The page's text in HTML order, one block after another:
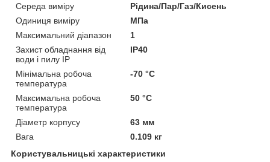
Середа виміру
Рідина/Пар/Газ/Кисень
Одиниця виміру
МПа
Максимальний діапазон
1
Захист обладнання від
води і пилу IP
IP40
Мінімальна робоча
температура
-70 °С
Максимальна робоча
температура
50 °С
Діаметр корпусу
63 мм
Вага
0.109 кг
Користувальницькі характеристики